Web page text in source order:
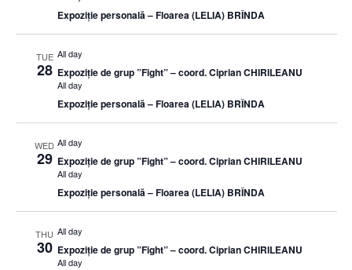
Expoziție personală – Floarea (LELIA) BRÎNDA
TUE
28
All day
Expoziție de grup ”Fight” – coord. Ciprian CHIRILEANU
All day
Expoziție personală – Floarea (LELIA) BRÎNDA
WED
29
All day
Expoziție de grup ”Fight” – coord. Ciprian CHIRILEANU
All day
Expoziție personală – Floarea (LELIA) BRÎNDA
THU
30
All day
Expoziție de grup ”Fight” – coord. Ciprian CHIRILEANU
All day